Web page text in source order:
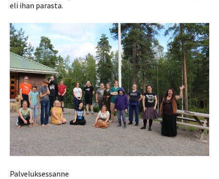
eli ihan parasta.
Palveluksessanne